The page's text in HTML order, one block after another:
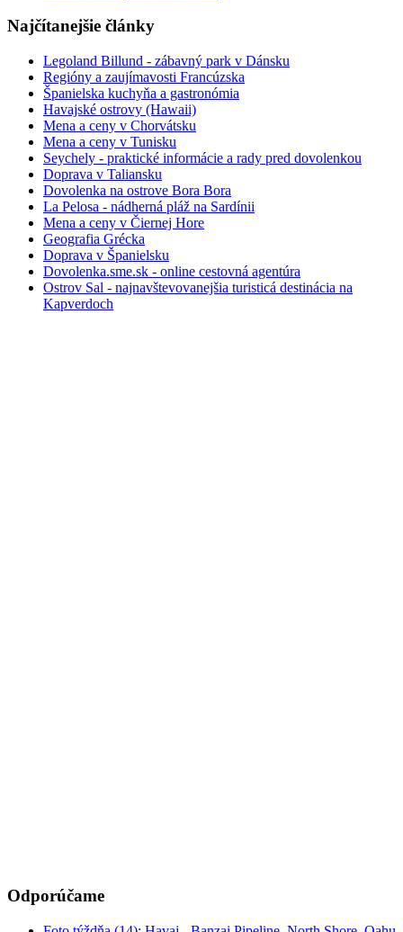
Najčítanejšie články
Legoland Billund - zábavný park v Dánsku
Regióny a zaujímavosti Francúzska
Španielska kuchyňa a gastronómia
Havajské ostrovy (Hawaii)
Mena a ceny v Chorvátsku
Mena a ceny v Tunisku
Seychely - praktické informácie a rady pred dovolenkou
Doprava v Taliansku
Dovolenka na ostrove Bora Bora
La Pelosa - nádherná pláž na Sardínii
Mena a ceny v Čiernej Hore
Geografia Grécka
Doprava v Španielsku
Dovolenka.sme.sk - online cestovná agentúra
Ostrov Sal - najnavštevovanejšia turisticá destinácia na
Kapverdoch
Odporúčame